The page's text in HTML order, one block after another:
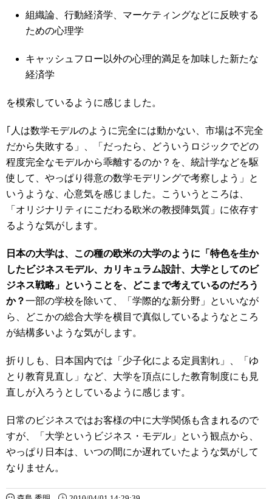
組織論、行動経済学、マーケティングなどに反映する
ための心理学
キャッシュフロー以外の心理的満足を加味した新たな
経済学
を模索しているように感じました。
｢人は数学モデルのように完全には動かない、市場は不完全
だから失敗する」、「だったら、どういうロジックでどの
程度完全なモデルから乖離するのか？を、統計学などを駆
使して、やっぱり得意の数学モデリングで考察しよう」と
いうような、心意気を感じました。こういうところは、
「オリジナリティにこだわる欧米の教授陣気質」に依存す
るような気がします。
日本の大学は、この種の欧米の大学のように「特色を生か
したビジネスモデル、カリキュラム設計、大学としてのビ
ジネス戦略」ということを、どこまで考えているのだろう
か？一部の学校を除いて、「学際的な新分野」といいなが
ら、どこかの総合大学を横目で真似しているようなところ
が結構多いような気がします。
折りしも、日本国内では「少子化による定員割れ」、「ゆ
とり教育見直し」など、大学を頂点にした教育制度にも見
直しが入ろうとしているように感じます。
日常のビジネスではお客様の中に大学関係も含まれるので
すが、「大学というビジネス・モデル」という観点から、
やっぱり日本は、いつの間にか遅れていたような気がして
なりません。